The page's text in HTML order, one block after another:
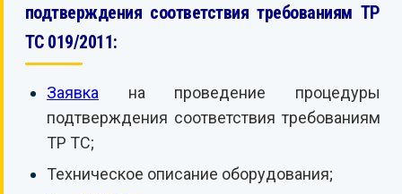
подтверждения соответствия требованиям ТР
ТС 019/2011:
Заявка
на проведение процедуры
подтверждения соответствия требованиям
ТР ТС;
Техническое описание оборудования;